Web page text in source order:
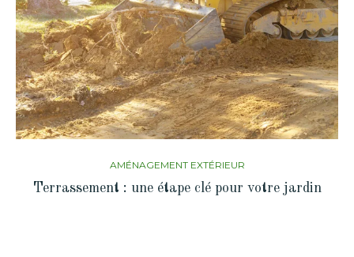
AMÉNAGEMENT EXTÉRIEUR
Terrassement : une étape clé pour votre jardin